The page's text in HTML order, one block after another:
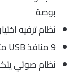
بوصة
نظام ترفيه
9 منافذ USB متوزعة في جميع أنحاء المقصورة
نظام صوتي يتكون